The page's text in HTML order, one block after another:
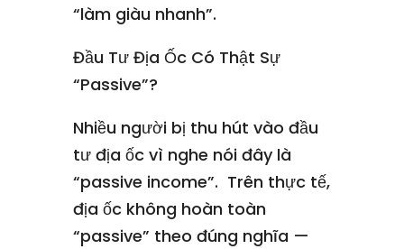
“làm giàu nhanh”.
Đầu Tư Địa Ốc Có Thật Sự
“Passive”?
Nhiều người bị thu hút vào đầu
tư địa ốc vì nghe nói đây là
“passive income”. Trên thực tế,
địa ốc không hoàn toàn
“passive” theo đúng nghĩa —